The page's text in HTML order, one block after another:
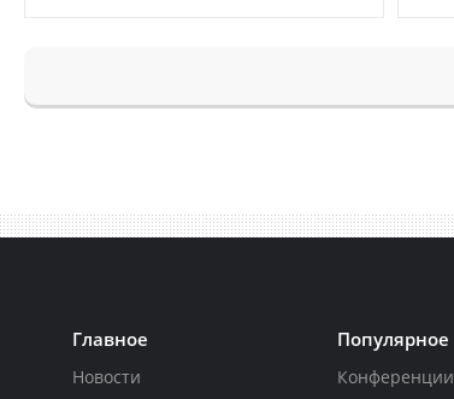
Главное
Новости
Популярное
Конференции